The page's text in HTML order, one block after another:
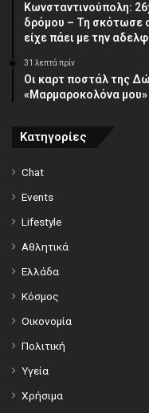
Κωνσταντινούπολη:
δρόμου – Τη σκότωσε
είχε πάει με την
31 λεπτά πρίν
Οι καρτ ποστάλ της
«Μαρμαροκολόνα
Κατηγορίες
Chat
Events
Lifestyle
Αθλητικά
Ελλάδα
Κόσμος
Οικονομία
Πολιτική
Υγεία
Χρήσιμα